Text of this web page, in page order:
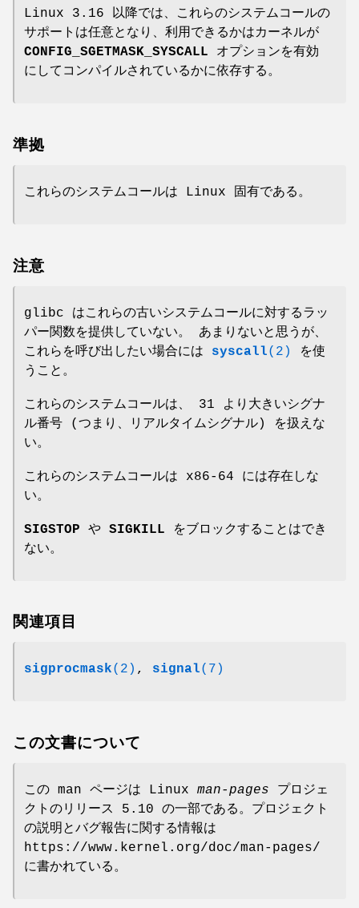
Linux 3.16 以降では、これらのシステムコールの
サポートは任意となり、利用できるかはカーネルが
CONFIG_SGETMASK_SYSCALL オプションを有効
にしてコンパイルされているかに依存する。
準拠
これらのシステムコールは Linux 固有である。
注意
glibc はこれらの古いシステムコールに対するラッ
パー関数を提供していない。 あまりないと思うが、
これらを呼び出したい場合には syscall(2)
を使
うこと。
これらのシステムコールは、 31 より大きいシグナ
ル番号 (つまり、リアルタイムシグナル) を扱えな
い。
これらのシステムコールは x86-64 には存在しな
い。
SIGSTOP や SIGKILL をブロックすることはでき
ない。
関連項目
sigprocmask(2) , signal(7)
この文書について
この man ページは Linux man-pages プロジェ
クトのリリース 5.10 の一部である。プロジェクト
の説明とバグ報告に関する情報は
https://www.kernel.org/doc/man-pages/
に書かれている。